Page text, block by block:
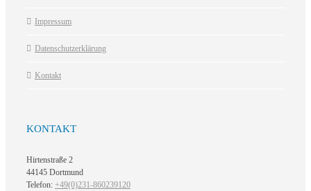
Impressum
Datenschutzerklärung
Kontakt
KONTAKT
Hirtenstraße 2
44145 Dortmund
Telefon: +49(0)231-860239120